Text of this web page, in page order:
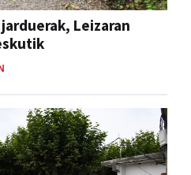
Leizaran